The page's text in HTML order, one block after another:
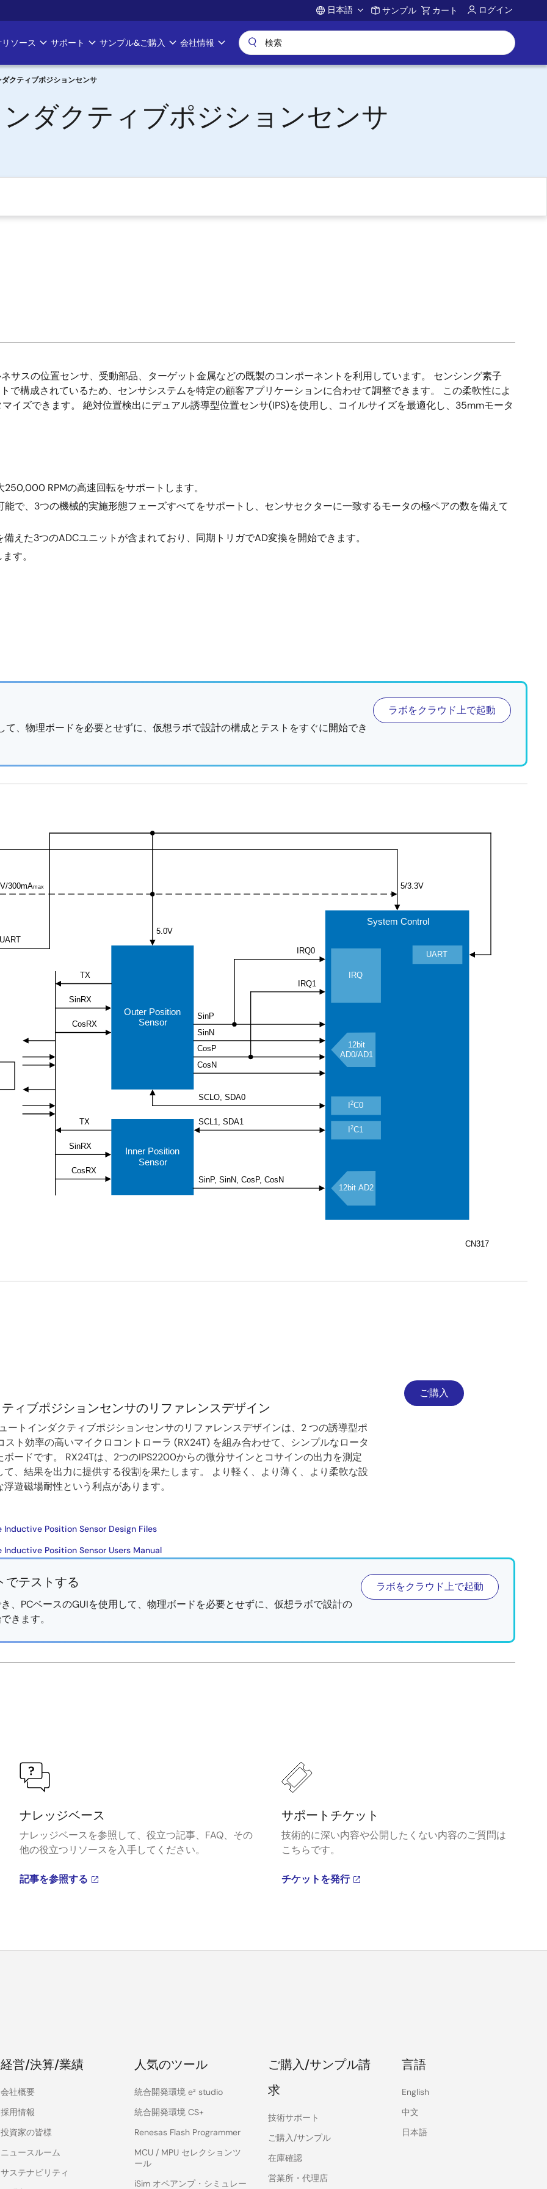
Account
日本語 サンプル カート ログイン
ソース サポート サンプル&ご購入 会社情報
クティブポジションセンサ
ダクティブポジションセンサ
サスの位置センサ、受動部品、ターゲット金属などの既製のコンポーネントを利用しています。 センシング素子
で構成されているため、センサシステムを特定の顧客アプリケーションに合わせて調整できます。 この柔軟性によ
イズできます。 絶対位置検出にデュアル誘導型位置センサ(IPS)を使用し、コイルサイズを最適化し、35mmモータ
RPMの高速回転をサポートします。
で、3つの機械的実施形態フェーズすべてをサポートし、センサセクターに一致するモータの極ペアの数を備えて
えた3つのADCユニットが含まれており、同期トリガでAD変換を開始できます。
す。
、物理ボードを必要とせずに、仮想ラボで設計の構成とテストをすぐに開始でき
ラボをクラウド上で起動
Outer Position
Sensor
Inner Position
Sensor
CN317
TX
SinRX
CosRX
TX
SinRX
CosRX
5.0V
SinP
SinN
CosP
CosN
SCLO, SDA0
SCL1, SDA1
SinP, SinN, CosP, CosN
IRQ0
IRQ1
300mAmax
UART
5/3.3V
System Control
IRQ
UART
12bit
AD0/AD1
I2C0
I2C1
12bit AD2
ィブポジションセンサのリファレンスデザイン
ートインダクティブポジションセンサのリファレンスデザインは、2 つの誘導型ポ
ト効率の高いマイクロコントローラ (RX24T) を組み合わせて、シンプルなロータ
ードです。 RX24Tは、2つのIPS2200からの微分サインとコサインの出力を測定
て、結果を出力に提供する役割を果たします。 より軽く、より薄く、より柔軟な設
遊磁場耐性という利点があります。
Inductive Position Sensor Design Files
Inductive Position Sensor Users Manual
でテストする
、PCベースのGUIを使用して、物理ボードを必要とせずに、仮想ラボで設計の
きます。
ラボをクラウド上で起動
ご購入
ナレッジベース
ナレッジベースを参照して、役立つ記事、FAQ、その
他の役立つリソースを入手してください。
記事を参照する
サポートチケット
技術的に深い内容や公開したくない内容のご質問は
こちらです。
チケットを発行
経営/決算/業績
会社概要
採用情報
投資家の皆様
ニュースルーム
サステナビリティ
人気のツール
統合開発環境 e² studio
統合開発環境 CS+
Renesas Flash Programmer
MCU / MPU セレクションツ
ール
iSim オペアンプ・シミュレー
ご購入/サンプル請
求
技術サポート
ご購入/サンプル
在庫確認
営業所・代理店
言語
English
中文
日本語